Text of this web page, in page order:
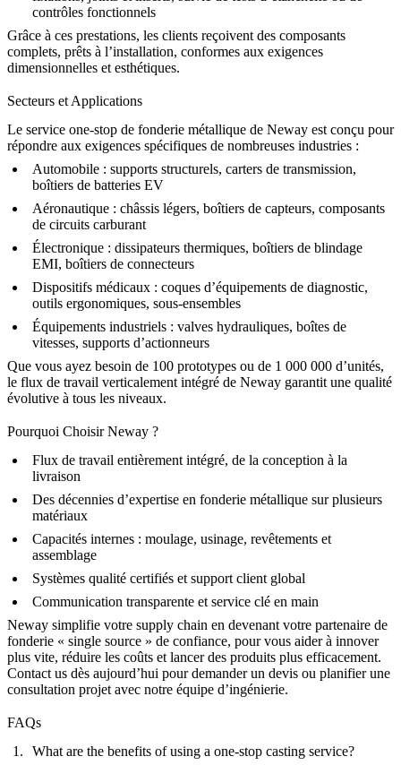
contrôles fonctionnels
Grâce à ces prestations, les clients reçoivent des composants
complets, prêts à l’installation, conformes aux exigences
dimensionnelles et esthétiques.
Secteurs et Applications
Le service one-stop de fonderie métallique de Neway est conçu pour
répondre aux exigences spécifiques de nombreuses industries :
Automobile : supports structurels, carters de transmission,
boîtiers de batteries EV
Aéronautique : châssis légers, boîtiers de capteurs, composants
de circuits carburant
Électronique : dissipateurs thermiques, boîtiers de blindage
EMI, boîtiers de connecteurs
Dispositifs médicaux : coques d’équipements de diagnostic,
outils ergonomiques, sous-ensembles
Équipements industriels : valves hydrauliques, boîtes de
vitesses, supports d’actionneurs
Que vous ayez besoin de 100 prototypes ou de 1 000 000 d’unités,
le flux de travail verticalement intégré de Neway garantit une qualité
évolutive à tous les niveaux.
Pourquoi Choisir Neway ?
Flux de travail entièrement intégré, de la conception à la
livraison
Des décennies d’expertise en fonderie métallique sur plusieurs
matériaux
Capacités internes : moulage, usinage, revêtements et
assemblage
Systèmes qualité certifiés et support client global
Communication transparente et service clé en main
Neway simplifie votre supply chain en devenant votre partenaire de
fonderie « single source » de confiance, pour vous aider à innover
plus vite, réduire les coûts et lancer des produits plus efficacement.
Contact us dès aujourd’hui pour demander un devis ou planifier une
consultation projet avec notre équipe d’ingénierie.
FAQs
What are the benefits of using a one-stop casting service?